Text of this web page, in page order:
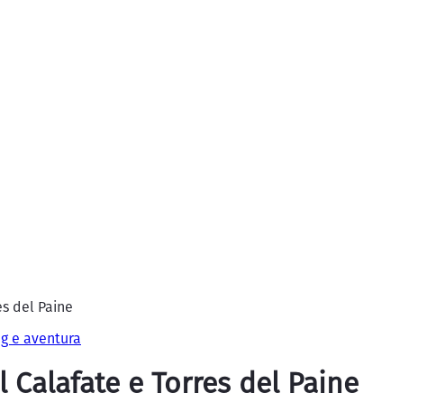
del Paine
e aventura
Calafate e Torres del Paine